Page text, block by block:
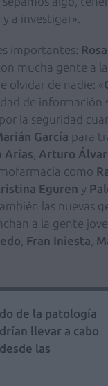
a investigar».
importantes:
mucha gente a
olvidar de nadie: «
de información
, por la seguridad
García para
Arias Arturo
como
Eguren y
las nuevas
a la gente
Fran Iniesta
de la patología
llevar a cabo
las